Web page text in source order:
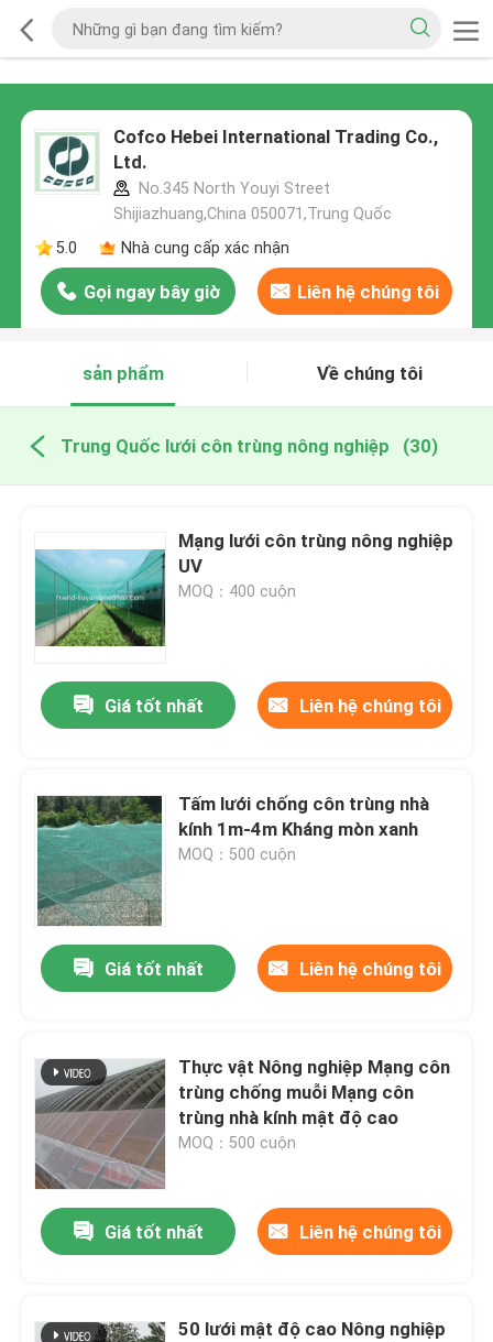
Cofco Hebei International Trading Co.,
Ltd.
No.345 North Youyi Street
Shijiazhuang,China 050071,Trung Quốc
5.0
Nhà cung cấp xác nhận
Gọi ngay bây giờ Liên hệ chúng tôi
sản phẩm Về chúng tôi
Trung Quốc lưới côn trùng nông nghiệp (30)
Mạng lưới côn trùng nông nghiệp
UV
MOQ：400 cuộn
Giá tốt nhất Liên hệ chúng tôi
Tấm lưới chống côn trùng nhà
kính 1m-4m Kháng mòn xanh
MOQ：500 cuộn
Giá tốt nhất Liên hệ chúng tôi
Thực vật Nông nghiệp Mạng côn
trùng chống muỗi Mạng côn
trùng nhà kính mật độ cao
MOQ：500 cuộn
Giá tốt nhất Liên hệ chúng tôi
50 lưới mật độ cao Nông nghiệp